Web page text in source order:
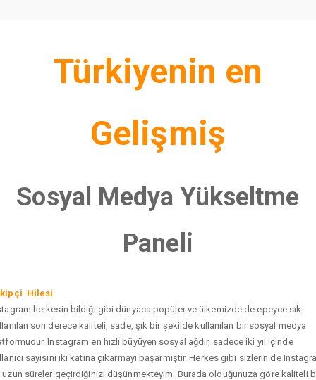
Türkiyenin en
Gelişmiş
Sosyal Medya Yükseltme
Paneli
Hilesi
herkesin bildiği gibi dünyaca popüler ve ülkemizde de epeyce sık
son derece kaliteli, sade, şık bir şekilde kullanılan bir sosyal medya
Instagram en hızlı büyüyen sosyal ağdır, sadece iki yıl içinde
sayısını iki katına çıkarmayı başarmıştır. Herkes gibi sizlerin de
uzun süreler geçirdiğinizi düşünmekteyim. Burada olduğunuza göre kaliteli